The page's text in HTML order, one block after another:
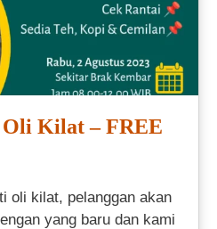
Kilat – FREE
oli kilat, pelanggan akan
yang baru dan kami